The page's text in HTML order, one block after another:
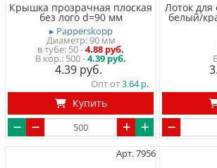
Крышка прозрачная плоская
без лого d=90 мм
▸ Papperskopp
Диаметр: 90 мм
в тубе 50-4.88 руб.
500 -4.39 руб.
4.39
Опт от3.64
Купить
Лоток для
белый/
Арт. 7956